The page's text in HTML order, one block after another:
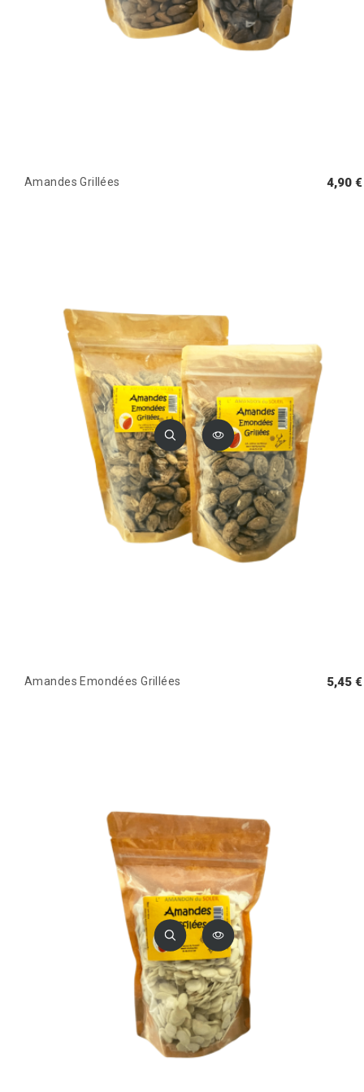
Amandes Grillées 4,90 €
Amandes Emondées Grillées 5,45 €